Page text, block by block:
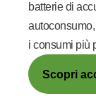
batterie di
i consumi più
Scopri